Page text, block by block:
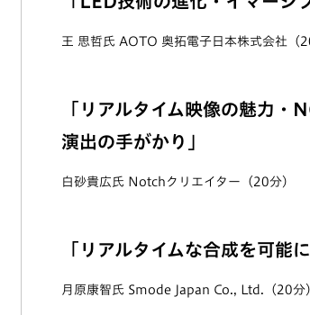
王 思哲氏 AOTO 奥拓電子日本株式会社（
「リアルタイム映像の魅力
演出の手がかり」
白砂貴広氏 Notchクリエイター（20分）
「リアルタイムな合成を可能
月原康智氏 Smode Japan Co., Ltd.（20分